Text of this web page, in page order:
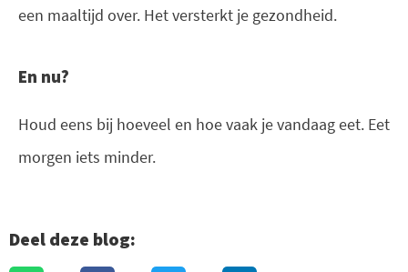
een maaltijd over. Het versterkt je gezondheid.
En nu?
Houd eens bij hoeveel en hoe vaak je vandaag eet. Eet
morgen iets minder.
Deel deze blog: